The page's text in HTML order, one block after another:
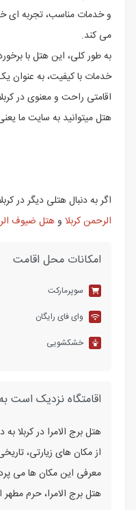
و خدمات مناسب، تجربه ‌ای
می ‌کند.
به ‌طور کلی، این هتل با
خدمات با کیفیت، به ‌عنوان
اقامتی راحت و معنوی در
هتل میتوانید به سایت ما
اگر به دنبال هتلی دیگر در
الرحمن کربلا وهتل ضیوف
امکانات محل اقامت
سوپرمارکت
وای فای رایگان
خشکشویی
اقامتگاه نزدیک است به
هتل برج الامرا در کربلا
از مکان ‌های زیارتی،
معرفی این مکان ‌ها می
هتل برج الامرا، حرم